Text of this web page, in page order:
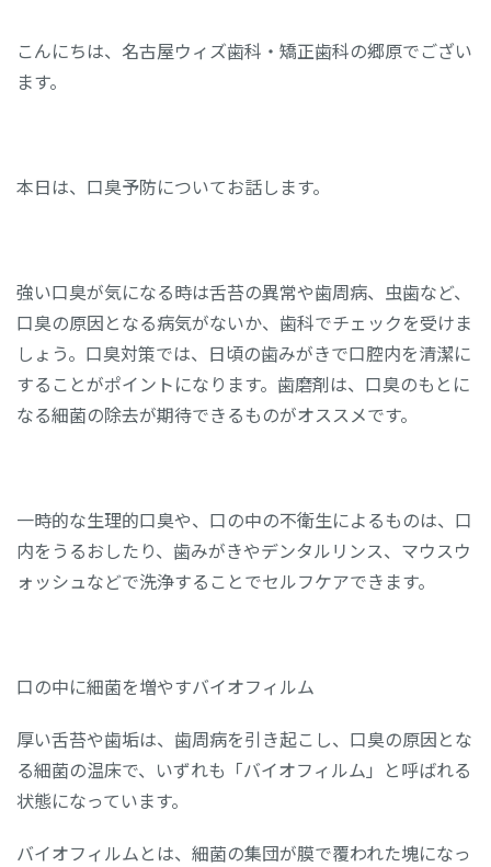
こんにちは、名古屋ウィズ歯科・矯正歯科の郷原でござい
ます。
本日は、口臭予防についてお話します。
強い口臭が気になる時は舌苔の異常や歯周病、虫歯など、
口臭の原因となる病気がないか、歯科でチェックを受けま
しょう。口臭対策では、日頃の歯みがきで口腔内を清潔に
することがポイントになります。歯磨剤は、口臭のもとに
なる細菌の除去が期待できるものがオススメです。
一時的な生理的口臭や、口の中の不衛生によるものは、口
内をうるおしたり、歯みがきやデンタルリンス、マウスウ
ォッシュなどで洗浄することでセルフケアできます。
口の中に細菌を増やすバイオフィルム
厚い舌苔や歯垢は、歯周病を引き起こし、口臭の原因とな
る細菌の温床で、いずれも「バイオフィルム」と呼ばれる
状態になっています。
バイオフィルムとは、細菌の集団が膜で覆われた塊になっ